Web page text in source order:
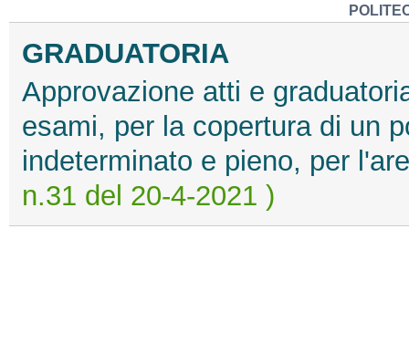
GRADUATORIA
Approvazione atti e
esami, per la copertura di un
indeterminato e pieno, per
n.31 del 20-4-2021 )